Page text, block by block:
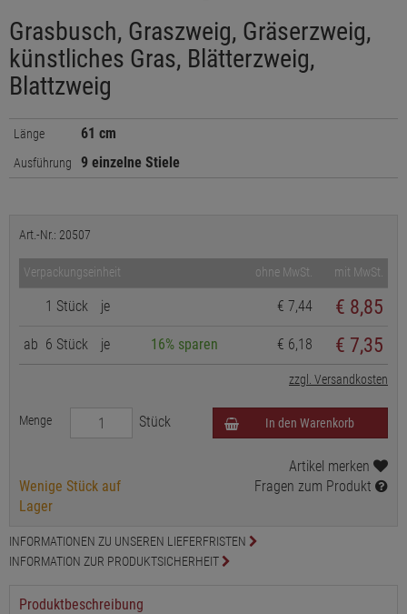
Grasbusch, Graszweig, Gräserzweig,
künstliches Gras, Blätterzweig,
Blattzweig
Länge 61 cm
Ausführung 9 einzelne Stiele
Art.-Nr.: 20507
Verpackungseinheit ohne MwSt. mit MwSt.
1 Stück je € 7,44 € 8,85
ab 6 Stück je 16% sparen € 6,18 € 7,35
zzgl. Versandkosten
Menge Stück In den Warenkorb
Wenige Stück auf
Lager
Artikel merken
Fragen zum Produkt
INFORMATIONEN ZU UNSEREN LIEFERFRISTEN
INFORMATION ZUR PRODUKTSICHERHEIT
Produktbeschreibung